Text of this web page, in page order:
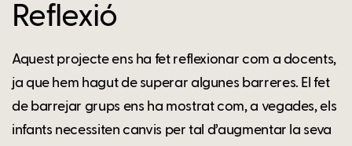
Reflexió
Aquest projecte ens ha fet reflexionar com a docents,
ja que hem hagut de superar algunes barreres. El fet
de barrejar grups ens ha mostrat com, a vegades, els
infants necessiten canvis per tal d’augmentar la seva